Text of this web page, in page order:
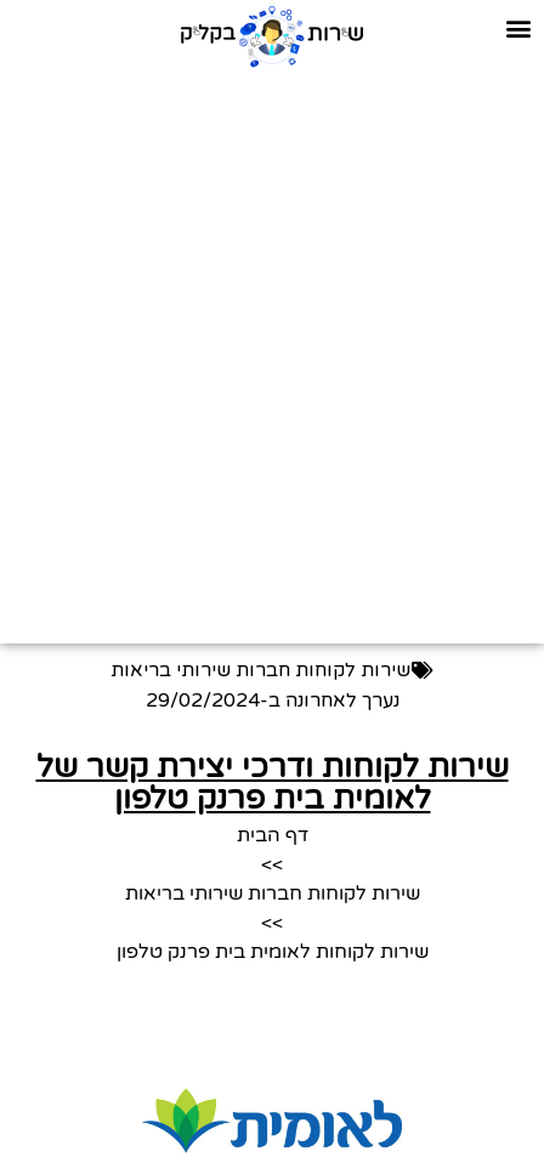
שירות לקוחות חברות שירותי בריאות
נערך לאחרונה ב-29/02/2024
שירות לקוחות ודרכי יצירת קשר של
לאומית בית פרנק טלפון
דף הבית
>>
שירות לקוחות חברות שירותי בריאות
>>
שירות לקוחות לאומית בית פרנק טלפון